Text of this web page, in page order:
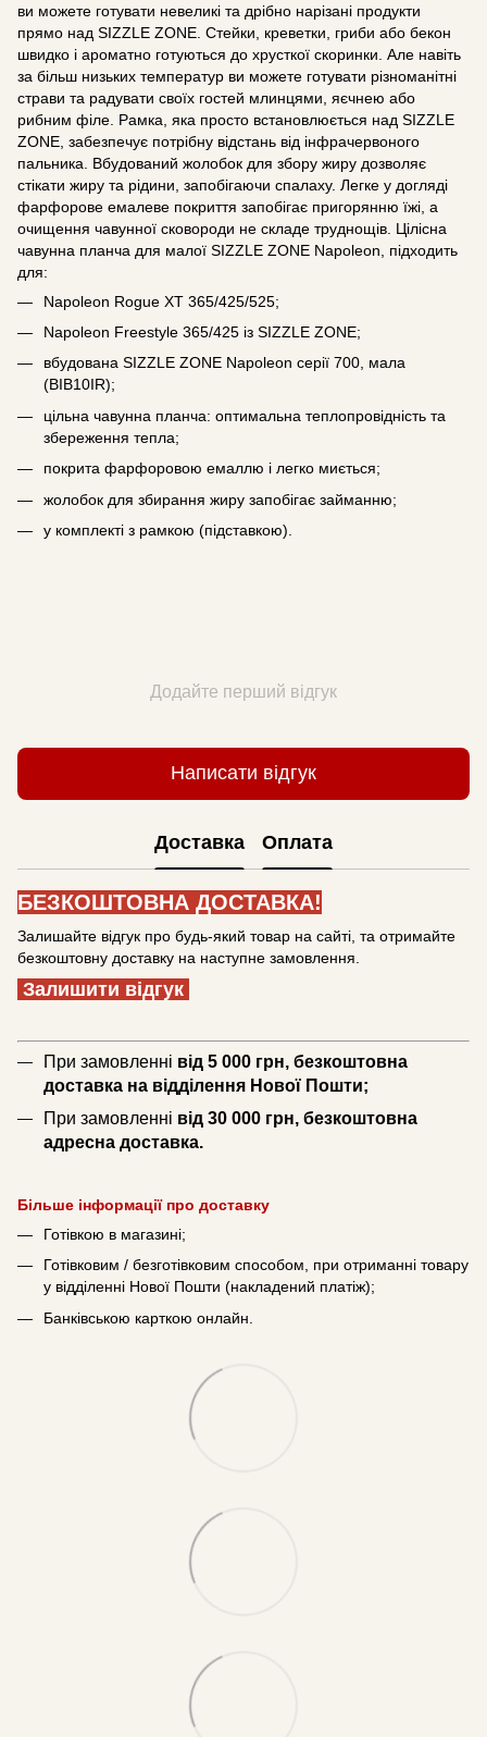
ви можете готувати невеликі та дрібно нарізані продукти
прямо над SIZZLE ZONE. Стейки, креветки, гриби або бекон
швидко і ароматно готуються до хрусткої скоринки. Але навіть
за більш низьких температур ви можете готувати різноманітні
страви та радувати своїх гостей млинцями, яєчнею або
рибним філе. Рамка, яка просто встановлюється над SIZZLE
ZONE, забезпечує потрібну відстань від інфрачервоного
пальника. Вбудований жолобок для збору жиру дозволяє
стікати жиру та рідини, запобігаючи спалаху. Легке у догляді
фарфорове емалеве покриття запобігає пригорянню їжі, а
очищення чавунної сковороди не складе труднощів. Цілісна
чавунна планча для малої SIZZLE ZONE Napoleon, підходить
для:
Napoleon Rogue XT 365/425/525;
Napoleon Freestyle 365/425 із SIZZLE ZONE;
вбудована SIZZLE ZONE Napoleon серії 700, мала
(BIB10IR);
цільна чавунна планча: оптимальна теплопровідність та
збереження тепла;
покрита фарфоровою емаллю і легко миється;
жолобок для збирання жиру запобігає займанню;
у комплекті з рамкою (підставкою).
Додайте перший відгук
Написати відгук
Доставка Оплата
БЕЗКОШТОВНА ДОСТАВКА!
Залишайте відгук про будь-який товар на сайті, та отримайте
безкоштовну доставку на наступне замовлення.
Залишити відгук
При замовленні від 5 000 грн, безкоштовна
доставка на відділення Нової Пошти;
При замовленні від 30 000 грн, безкоштовна
адресна доставка.
Більше інформації про доставку
Готівкою в магазині;
Готівковим / безготівковим способом, при отриманні товару
у відділенні Нової Пошти (накладений платіж);
Банківською карткою онлайн.